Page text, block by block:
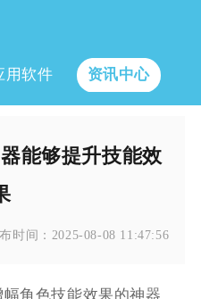
用软件 资讯中心
能够提升技能效
时间： 2025-08-08 11:47:56
角色技能效果的神器